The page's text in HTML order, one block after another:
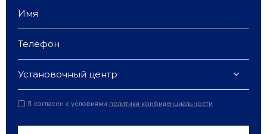
Установочный центр
Я согласен с условиями политики конфиденциальности